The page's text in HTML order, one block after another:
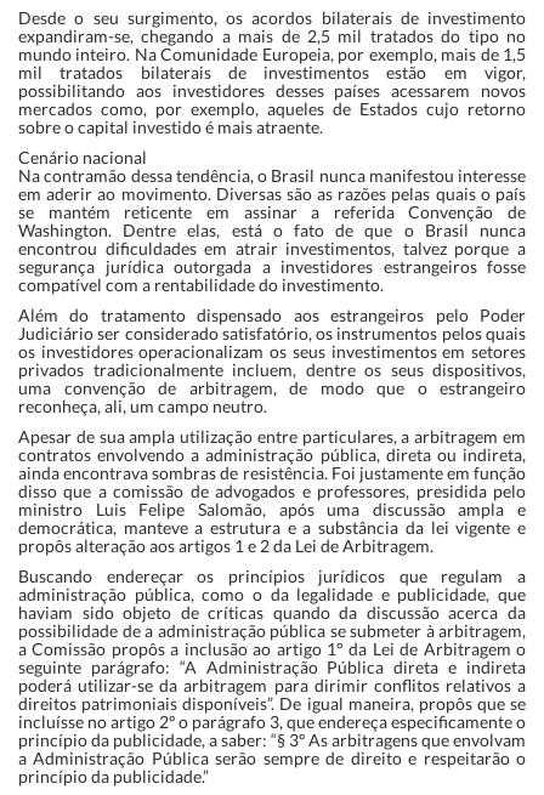
Desde o seu surgimento, os acordos bilaterais de investimento
expandiram-se, chegando a mais de 2,5 mil tratados do tipo no
mundo inteiro. Na Comunidade Europeia, por exemplo, mais de 1,5
mil tratados bilaterais de investimentos estão em vigor,
possibilitando aos investidores desses países acessarem novos
mercados como, por exemplo, aqueles de Estados cujo retorno
sobre o capital investido é mais atraente.
Cenário nacional
Na contramão dessa tendência, o Brasil nunca manifestou interesse
em aderir ao movimento. Diversas são as razões pelas quais o país
se mantém reticente em assinar a referida Convenção de
Washington. Dentre elas, está o fato de que o Brasil nunca
encontrou dificuldades em atrair investimentos, talvez porque a
segurança jurídica outorgada a investidores estrangeiros fosse
compatível com a rentabilidade do investimento.
Além do tratamento dispensado aos estrangeiros pelo Poder
Judiciário ser considerado satisfatório, os instrumentos pelos quais
os investidores operacionalizam os seus investimentos em setores
privados tradicionalmente incluem, dentre os seus dispositivos,
uma convenção de arbitragem, de modo que o estrangeiro
reconheça, ali, um campo neutro.
Apesar de sua ampla utilização entre particulares, a arbitragem em
contratos envolvendo a administração pública, direta ou indireta,
ainda encontrava sombras de resistência. Foi justamente em função
disso que a comissão de advogados e professores, presidida pelo
ministro Luis Felipe Salomão, após uma discussão ampla e
democrática, manteve a estrutura e a substância da lei vigente e
propôs alteração aos artigos 1 e 2 da Lei de Arbitragem.
Buscando endereçar os princípios jurídicos que regulam a
administração pública, como o da legalidade e publicidade, que
haviam sido objeto de críticas quando da discussão acerca da
possibilidade de a administração pública se submeter à arbitragem,
a Comissão propôs a inclusão ao artigo 1° da Lei de Arbitragem o
seguinte parágrafo: “A Administração Pública direta e indireta
poderá utilizar-se da arbitragem para dirimir conflitos relativos a
direitos patrimoniais disponíveis”. De igual maneira, propôs que se
incluísse no artigo 2º o parágrafo 3, que endereça especificamente o
princípio da publicidade, a saber: “§ 3º As arbitragens que envolvam
a Administração Pública serão sempre de direito e respeitarão o
princípio da publicidade.”